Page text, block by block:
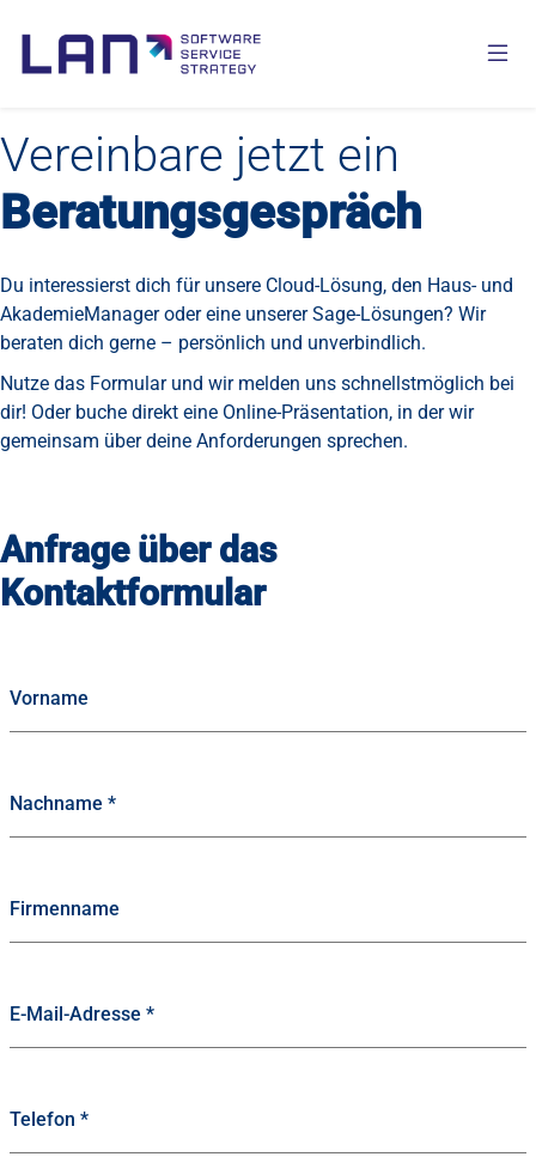
Vereinbare jetzt ein
Beratungsgespräch
Du interessierst dich für unsere Cloud-Lösung, den Haus- und
AkademieManager oder eine unserer Sage-Lösungen? Wir
beraten dich gerne – persönlich und unverbindlich.
Nutze das Formular und wir melden uns schnellstmöglich bei
dir! Oder buche direkt eine Online-Präsentation, in der wir
gemeinsam über deine Anforderungen sprechen.
Anfrage über das
Kontaktformular
Vorname
Nachname *
Firmenname
E-Mail-Adresse *
Telefon *